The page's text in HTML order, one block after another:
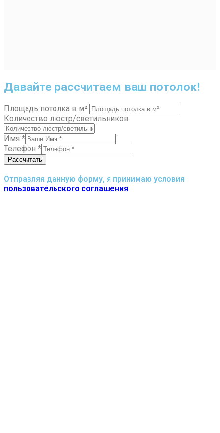
Давайте рассчитаем ваш потолок!
Площадь потолка в м²
Количество люстр/светильников
Имя *
Телефон *
Рассчитать
Отправляя данную форму, я принимаю условия
пользовательского соглашения